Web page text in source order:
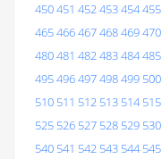
450451 452453454455
465466467468469470
480481 482483484485
495496497498499 500
510 511 512 513 514 515
525 526 527 528 529 530
540 541 542 543 544 545